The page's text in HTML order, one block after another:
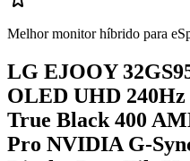
Melhor monitor híbrido para
LG EJOOY
OLED UHD
True Black 400
Pro NVIDIA G-